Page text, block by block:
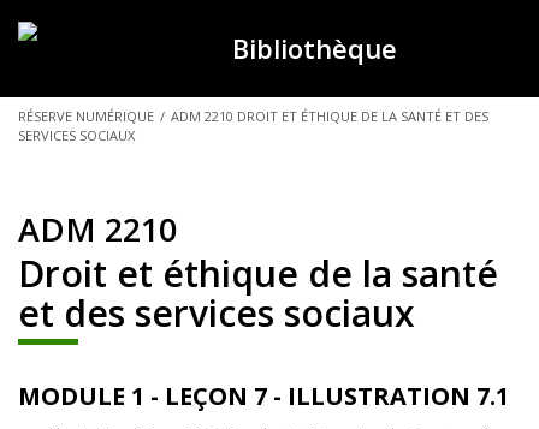
Bibliothèque
VOUS
ÊTES
RÉSERVE NUMÉRIQUE / ADM 2210 DROIT ET ÉTHIQUE DE LA SANTÉ ET DES
SERVICES SOCIAUX
ADM 2210
Droit et éthique de la santé
et des services sociaux
MODULE 1 - LEÇON 7 - ILLUSTRATION 7.1